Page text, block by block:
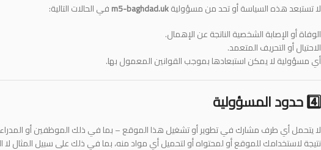
لا تستبعد هذه السياسة أو تحد من مسؤوليةm5-baghdad.ukفي الحالات التالية:
الوفاة أو الإصابة الشخصية الناتجة عن الإهمال.
الاحتيال أو التحريف المتعمد.
أي مسؤولية لا يمكن استبعادها بموجب القوانين المعمول بها.
4️⃣ حدود المسؤولية
لا يتحمل أي طرف مشارك في تطوير أو تشغيل هذا الموقع – بما في ذلك الموظفين أو
نتيجة لاستخدامك للموقع أو لمحتواه أو لتحميل أي مواد منه، بما في ذلك على سبيل المثال لا